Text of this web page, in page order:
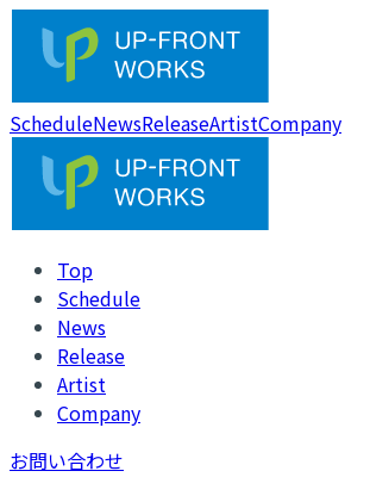
ScheduleNewsReleaseArtistCompany
Top
Schedule
News
Release
Artist
Company
お問い合わせ